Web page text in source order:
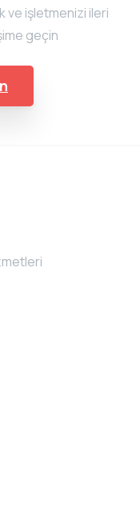
ve işletmenizi ileri
geçin